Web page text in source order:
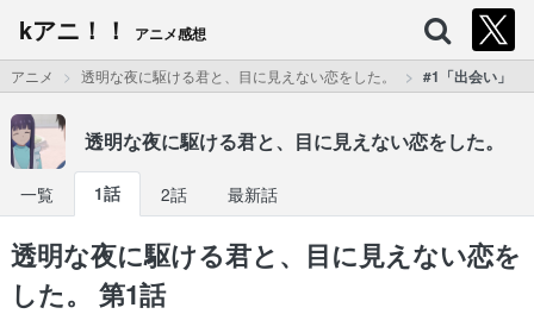
kアニ！！ アニメ感想
アニメ 透明な夜に駆ける君と、目に見えない恋をした。 #1「出会い」
透明な夜に駆ける君と、目に見えない恋をした。
一覧 1話 2話 最新話
透明な夜に駆ける君と、目に見えない恋を
した。 第1話